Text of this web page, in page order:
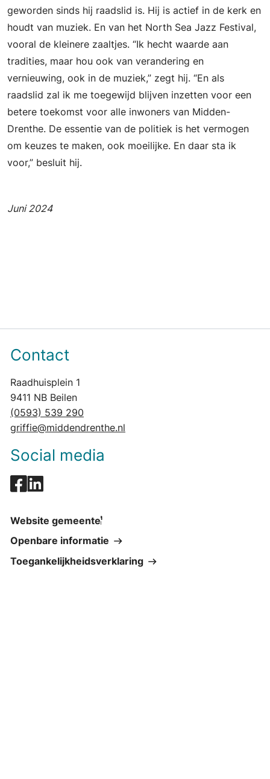
geworden sinds hij raadslid is. Hij is actief in de kerk en
houdt van muziek. En van het North Sea Jazz Festival,
vooral de kleinere zaaltjes. “Ik hecht waarde aan
tradities, maar hou ook van verandering en
vernieuwing, ook in de muziek,” zegt hij. “En als
raadslid zal ik me toegewijd blijven inzetten voor een
betere toekomst voor alle inwoners van Midden-
Drenthe. De essentie van de politiek is het vermogen
om keuzes te maken, ook moeilijke. En daar sta ik
voor,” besluit hij.
Juni 2024
Contact
Raadhuisplein 1
9411 NB Beilen
(0593) 539 290
griffie@middendrenthe.nl
Social media
Website gemeente
Openbare informatie
Toegankelijkheidsverklaring